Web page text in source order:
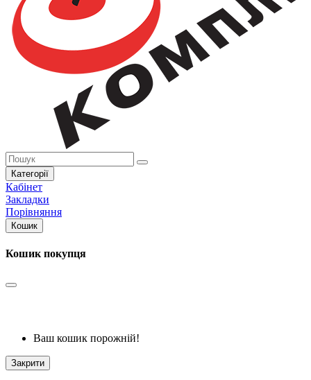
Категорії
Кабінет
Закладки
Порівняння
Кошик
Кошик покупця
Ваш кошик порожній!
Закрити